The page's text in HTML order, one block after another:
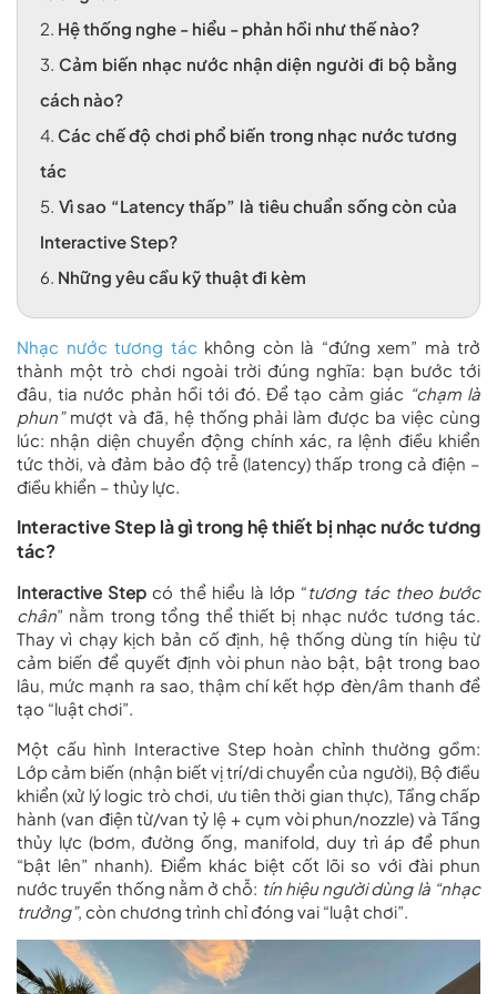
2. Hệ thống nghe - hiểu - phản hồi như thế nào?
3. Cảm biến nhạc nước nhận diện người đi bộ bằng
cách nào?
4.Các chế độ chơi phổ biến trong nhạc nước tương
tác
5. Vì sao “Latency thấp” là tiêu chuẩn sống còn của
Interactive Step?
6. Những yêu cầu kỹ thuật đi kèm
Nhạc nước tương tác không còn là “đứng xem” mà trở
thành một trò chơi ngoài trời đúng nghĩa: bạn bước tới
đâu, tia nước phản hồi tới đó. Để tạo cảm giác “chạm là
phun”mượt và đã, hệ thống phải làm được ba việc cùng
lúc: nhận diện chuyển động chính xác, ra lệnh điều khiển
tức thời, và đảm bảo độ trễ (latency) thấp trong cả điện –
điều khiển – thủy lực.
Interactive Step là gì trong hệ thiết bị nhạc nước tương
tác?
Interactive Step có thể hiểu là lớp “tương tác theo bước
chân” nằm trong tổng thể thiết bị nhạc nước tương tác.
Thay vì chạy kịch bản cố định, hệ thống dùng tín hiệu từ
cảm biến để quyết định vòi phun nào bật, bật trong bao
lâu, mức mạnh ra sao, thậm chí kết hợp đèn/âm thanh để
tạo “luật chơi”.
Một cấu hình Interactive Step hoàn chỉnh thường gồm:
Lớp cảm biến (nhận biết vị trí/di chuyển của người), Bộ điều
khiển (xử lý logic trò chơi, ưu tiên thời gian thực), Tầng chấp
hành (van điện từ/van tỷ lệ + cụm vòi phun/nozzle) và Tầng
thủy lực (bơm, đường ống, manifold, duy trì áp để phun
“bật lên” nhanh). Điểm khác biệt cốt lõi so với đài phun
nước truyền thống nằm ở chỗ: tín hiệu người dùng là “nhạc
trưởng”, còn chương trình chỉ đóng vai “luật chơi”.